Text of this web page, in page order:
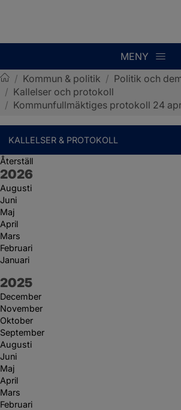
MENY
Sotenäs kommun
/ Kommun & politik / Politik och
/ Kallelser och protokoll
/ Kommunfullmäktiges protokoll 24
KALLELSER & PROTOKOLL
Återställ
År:
2026
Augusti
Juni
Maj
April
Mars
Februari
Januari
År:
2025
December
November
Oktober
September
Augusti
Juni
Maj
April
Mars
Februari